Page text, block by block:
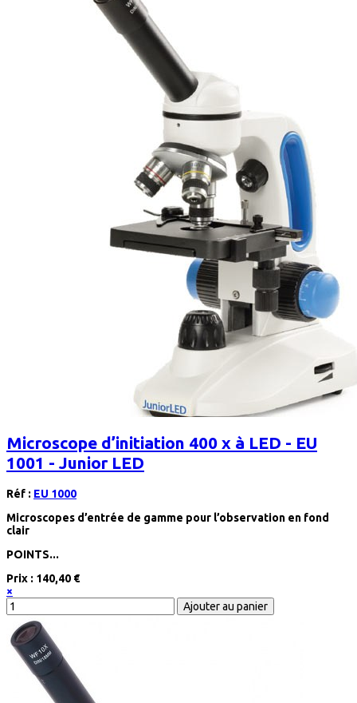
Microscope d’initiation 400 x à LED - EU
1001 - Junior LED
Réf : EU 1000
Microscopes d’entrée de gamme pour l’observation en fond
clair
POINTS...
Prix : 140,40 €
×